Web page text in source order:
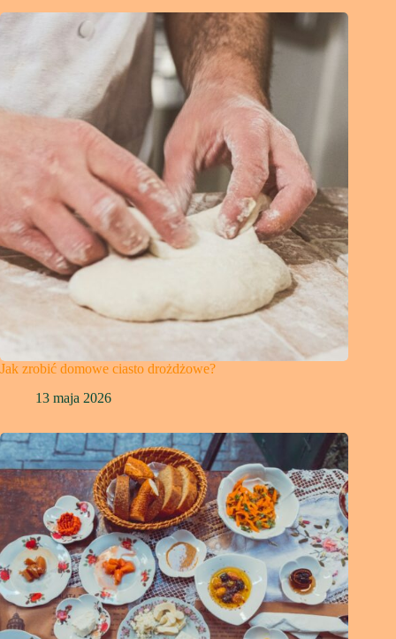
Jak zrobić domowe ciasto drożdżowe?
13 maja 2026